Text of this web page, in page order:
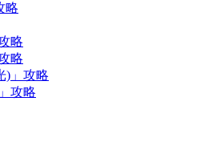
略
略
略
)」攻略
攻略